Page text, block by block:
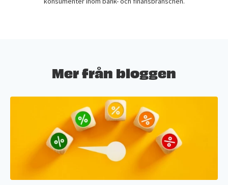
Mer från bloggen